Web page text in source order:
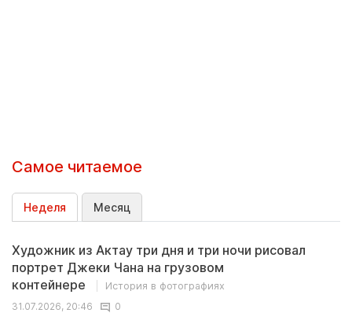
Самое читаемое
Неделя Месяц
Художник из Актау три дня и три ночи рисовал
портрет Джеки Чана на грузовом
контейнере
История в фотографиях
31.07.2026, 20:46
0